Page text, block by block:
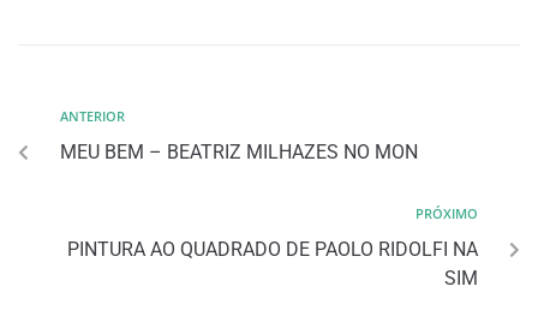
ANTERIOR
MEU BEM – BEATRIZ MILHAZES NO MON
PRÓXIMO
PINTURA AO QUADRADO DE PAOLO RIDOLFI NA
SIM